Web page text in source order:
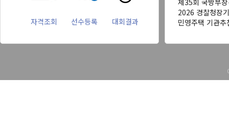
자격조회 선수등록 대회결과
제35회 국방부
2026 경찰청장
민영주택 기관